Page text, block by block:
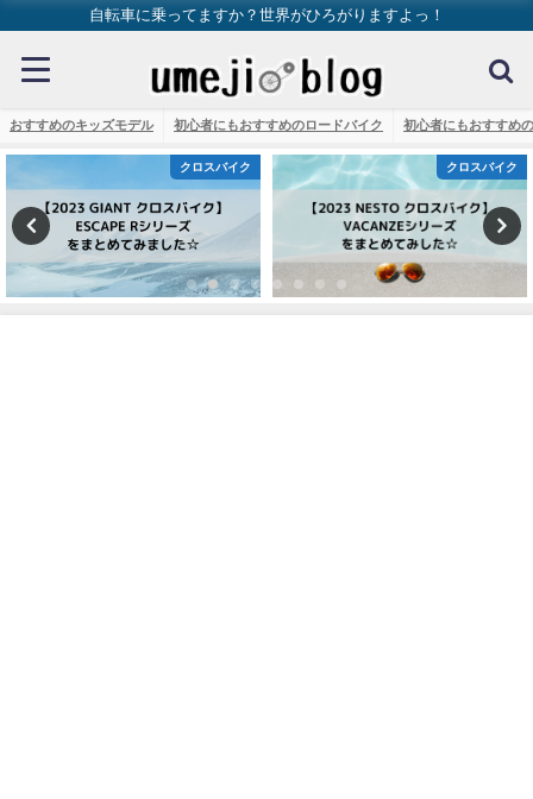
自転車に乗ってますか？世界がひろがりますよっ！
おすすめのキッズモデル 初心者にもおすすめのロードバイク 初心者にもおすすめ
クロスバイク クロスバイク